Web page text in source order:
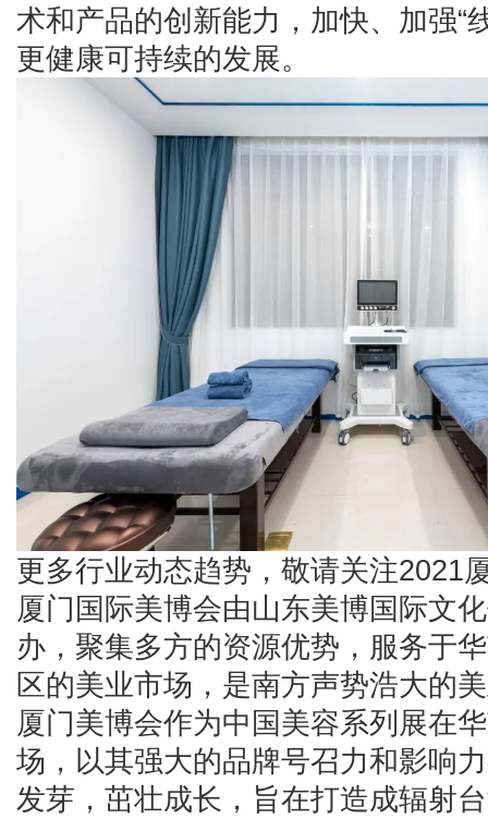
术和产品的创新能力，加快、加强“
更健康可持续的发展。
更多行业动态趋势，敬请关注2021
厦门国际美博会由山东美博国际文
办，聚集多方的资源优势，服务于
区的美业市场，是南方声势浩大的
厦门美博会作为中国美容系列展在
场，以其强大的品牌号召力和影响
发芽，茁壮成长，旨在打造成辐射